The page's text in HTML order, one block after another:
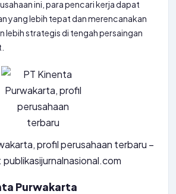
ini, para pencari kerja dapat
yang lebih tepat dan merencanakan
lebih strategis di tengah persaingan
profil perusahaan terbaru –
publikasijurnalnasional.com
Purwakarta